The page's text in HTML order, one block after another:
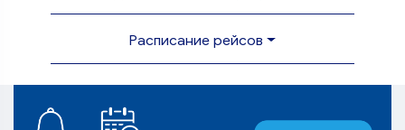
Расписание рейсов